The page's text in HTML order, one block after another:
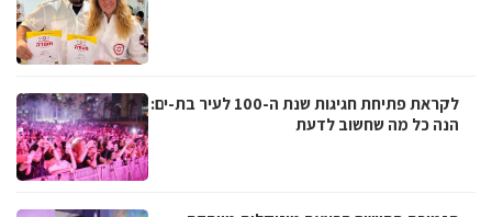
לקראת פתיחת חגיגות שנת ה-100 לעיר בת-ים:
הנה כל מה שחשוב לדעת